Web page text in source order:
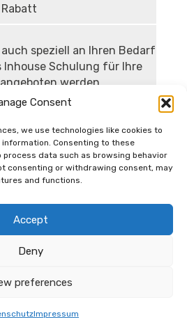
Consent
we use technologies like cookies to
Consenting to these
data such as browsing behavior
consenting or withdrawing consent, may
and functions.
Accept
Deny
preferences
Impressum
Rabatt
speziell an Ihren Bedarf
Inhouse Schulung für Ihre
werden.
Bildungsanbieter: